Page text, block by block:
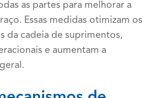
as partes para melhorar a
Essas medidas otimizam os
da cadeia de suprimentos,
e aumentam a